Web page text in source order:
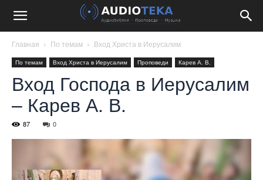
Главная По темам Вход Христа в Иерусалим
По темам Вход Христа в Иерусалим Проповеди Карев А. В.
Вход Господа в Иерусалим
– Карев А. В.
87 0